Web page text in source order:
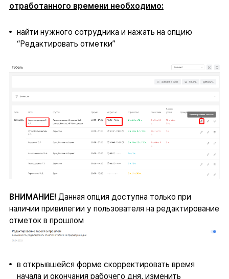
отработанного времени необходимо:
найти нужного сотрудника и нажать на опцию
“Редактировать отметки”
ВНИМАНИЕ! Данная опция доступна только при
наличии привилегии у пользователя на редактирование
отметок в прошлом
в открывшейся форме скорректировать время
начала и окончания рабочего дня, изменить